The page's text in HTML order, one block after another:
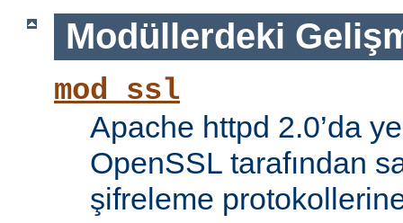
Modüllerdeki
mod_ssl
Apache httpd 2.0’da
OpenSSL tarafından
şifreleme